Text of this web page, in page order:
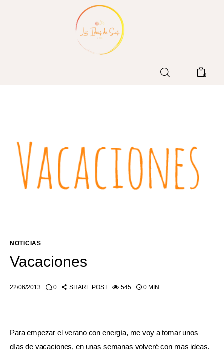
0
Contacto
Sobre mi
NOTICIAS
Vacaciones
22/06/2013 0 SHARE POST 545 0 MIN
Para empezar el verano con energía, me voy a tomar unos
días de vacaciones, en unas semanas volveré con mas ideas.